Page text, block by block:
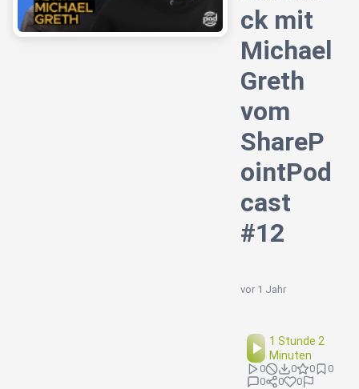
ck mit
Michael
Greth
vom
ShareP
ointPod
cast
#12
vor 1 Jahr
1 Stunde 2
Minuten
0 0 0
0
0
0 0